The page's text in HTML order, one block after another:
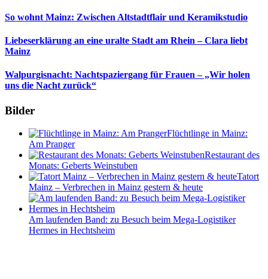
So wohnt Mainz: Zwischen Altstadtflair und Keramikstudio
Liebeserklärung an eine uralte Stadt am Rhein – Clara liebt
Mainz
Walpurgisnacht: Nachtspaziergang für Frauen – „Wir holen
uns die Nacht zurück“
Bilder
Flüchtlinge in Mainz:
Am Pranger
Restaurant des
Monats: Geberts Weinstuben
Tatort
Mainz – Verbrechen in Mainz gestern & heute
Am laufenden Band: zu Besuch beim Mega-Logistiker
Hermes in Hechtsheim